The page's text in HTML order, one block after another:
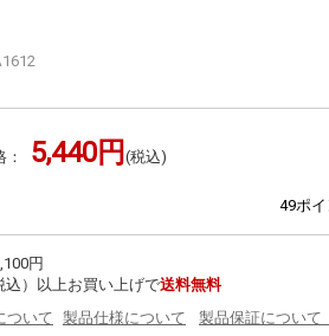
5,440円 (税込)
49ポ
円
込）以上お買い上げで送料無料
ついて 製品仕様について
製品保証について